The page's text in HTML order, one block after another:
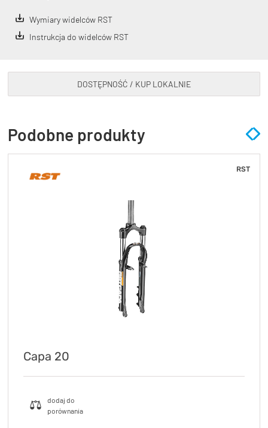
Wymiary widelców RST
Instrukcja do widelców RST
DOSTĘPNOŚĆ / KUP LOKALNIE
Podobne produkty
RST
Capa 20